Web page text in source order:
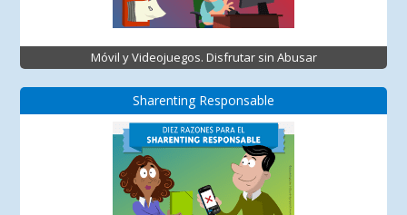
Móvil y Videojuegos. Disfrutar sin Abusar
Sharenting Responsable